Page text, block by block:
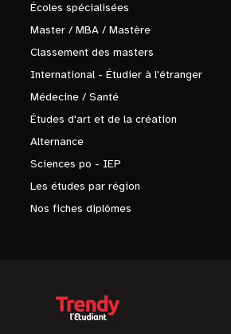
Écoles spécialisées
Master / MBA / Mastère
Classement des masters
International - Étudier à l'étranger
Médecine / Santé
Études d'art et de la création
Alternance
Sciences po - IEP
Les études par région
Nos fiches diplômes